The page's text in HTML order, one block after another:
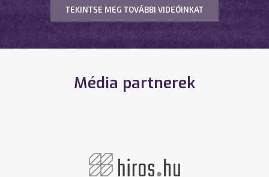
TEKINTSE MEG TOVÁBBI VIDEÓINKAT
Média partnerek